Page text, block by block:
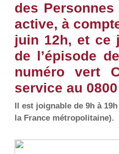
des Personnes
active, à
juin 12h, et ce
de l’épisode
numéro vert
service au
Il est joignable de 9h à
la France métropolitaine).